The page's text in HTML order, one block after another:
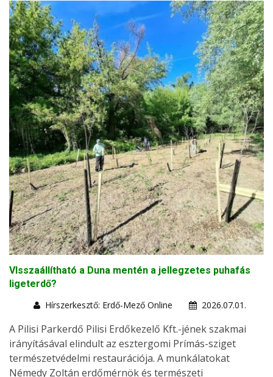
VIsszaállítható a Duna mentén a jellegzetes puhafás
ligeterdő?
Hírszerkesztő: Erdő-Mező Online
2026.07.01.
A Pilisi Parkerdő Pilisi Erdőkezelő Kft.-jének szakmai
irányításával elindult az esztergomi Prímás-sziget
természetvédelmi restaurációja. A munkálatokat
Némedy Zoltán erdőmérnök és természeti